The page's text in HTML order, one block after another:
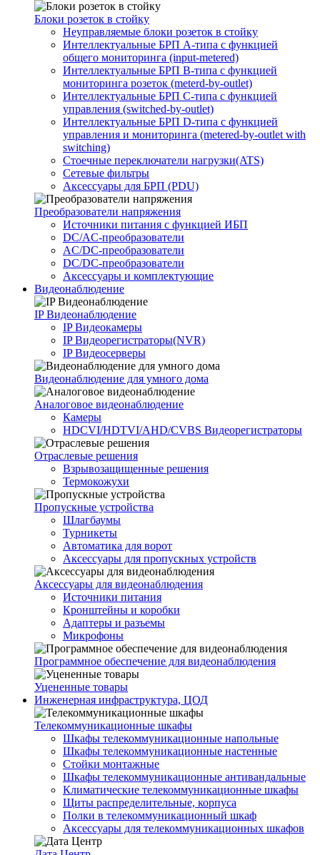
Блоки розеток в стойку
Неуправляемые блоки розеток в стойку
Интеллектуальные БРП А-типа с функцией
общего мониторинга (input-metered)
Интеллектуальные БРП B-типа с функцией
мониторинга розеток (meterd-by-outlet)
Интеллектуальные БРП C-типа с функцией
управления (switched-by-outlet)
Интеллектуальные БРП D-типа с функцией
управления и мониторинга (metered-by-outlet with
switching)
Стоечные переключатели нагрузки(ATS)
Сетевые фильтры
Аксессуары для БРП (PDU)
Преобразователи напряжения
Источники питания c функцией ИБП
DC/AC-преобразователи
AC/DC-преобразователи
DC/DC-преобразователи
Аксессуары и комплектующие
Видеонаблюдение
IP Видеонаблюдение
IP Видеокамеры
IP Видеорегистраторы(NVR)
IP Видеосерверы
Видеонаблюдение для умного дома
Аналоговое видеонаблюдение
Камеры
HDCVI/HDTVI/AHD/CVBS Видеорегистраторы
Отраслевые решения
Взрывозащищенные решения
Термокожухи
Пропускные устройства
Шлагбаумы
Турникеты
Автоматика для ворот
Аксессуары для пропускных устройств
Аксессуары для видеонаблюдения
Источники питания
Кронштейны и коробки
Адаптеры и разъемы
Микрофоны
Программное обеспечение для видеонаблюдения
Уцененные товары
Инженерная инфраструктура, ЦОД
Телекоммуникационные шкафы
Шкафы телекоммуникационные напольные
Шкафы телекоммуникационные настенные
Стойки монтажные
Шкафы телекоммуникационные антивандальные
Климатические телекоммуникационные шкафы
Щиты распределительные, корпуса
Полки в телекоммуникационный шкаф
Аксессуары для телекоммуникационных шкафов